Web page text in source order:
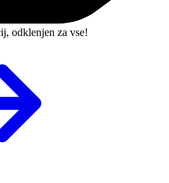
odklenjen za vse!